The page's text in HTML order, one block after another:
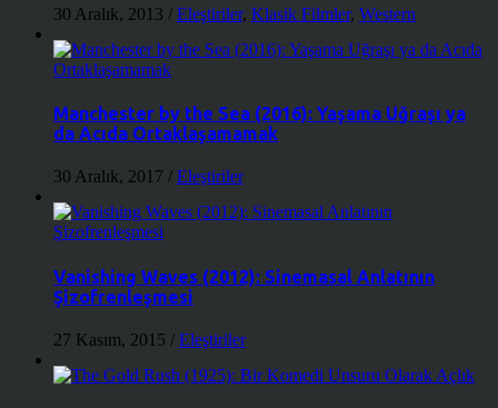
30 Aralık, 2013 / Eleştiriler, Klasik Filmler, Western
Manchester by the Sea (2016): Yaşama Uğraşı ya
da Acıda Ortaklaşamamak
30 Aralık, 2017 / Eleştiriler
Vanishing Waves (2012): Sinemasal Anlatının
Şizofrenleşmesi
27 Kasım, 2015 / Eleştiriler